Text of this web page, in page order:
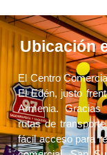
Ubicación
El Centro
El Edén, justo
Armenia.
rutas de
fácil acceso para